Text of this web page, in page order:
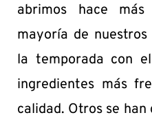
abrimos hace
mayoría de
la temporada con
ingredientes más
calidad. Otros se